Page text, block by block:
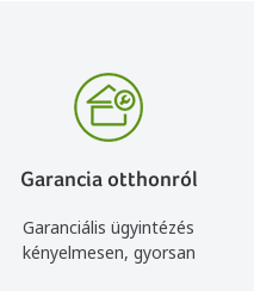
Garancia otthonról
Garanciális ügyintézés
kényelmesen, gyorsan